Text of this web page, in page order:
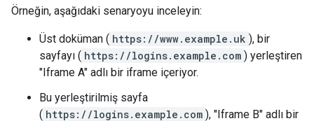
Örneğin, aşağıdaki senaryoyu inceleyin:
Üst doküman ( https://www.example.uk ), bir
sayfayı ( https://logins.example.com ) yerleştiren
"Iframe A" adlı bir iframe içeriyor.
Bu yerleştirilmiş sayfa
( https://logins.example.com ), "Iframe B" adlı bir